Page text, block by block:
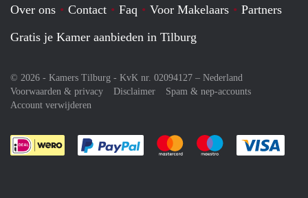
Over ons Contact Faq Voor Makelaars
Partners
Gratis je Kamer aanbieden in Tilburg
© 2026 - Kamers Tilburg - KvK nr. 02094127 – Nederland
Voorwaarden & privacy
Disclaimer
Spam & nep-accounts
Account verwijderen
Je rekent gemakkelijk af met Paypal
Je rekent gemakkelijk af met
Je rekent